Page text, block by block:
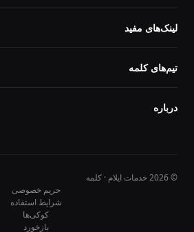
لینک‌های مفید
تیم‌های کلمه
درباره
© 2026 خدمات ایلام · کلمه
حریم خصوصی
شرایط استفاده
کوکی‌ها
بازخورد
10